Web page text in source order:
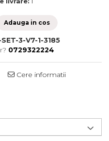
Adauga in cos
3-V7-1-3185
0729322224
Cere informatii